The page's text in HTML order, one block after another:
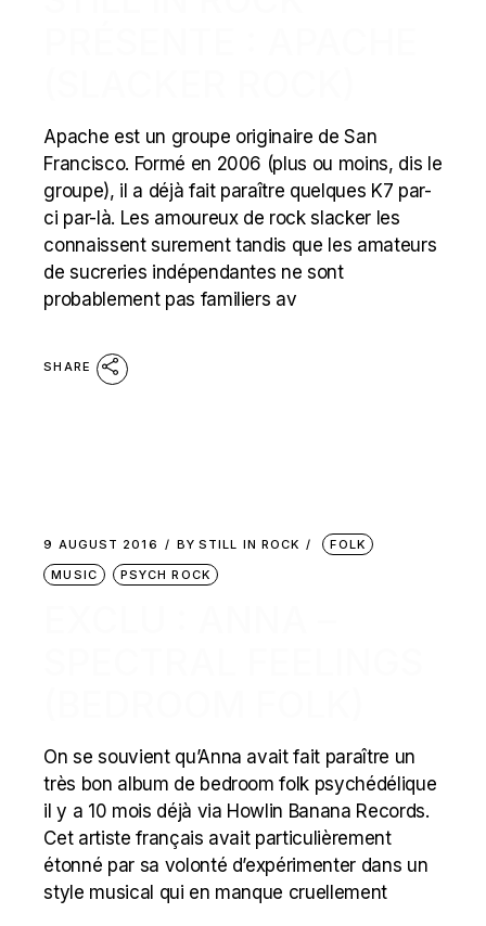
Apache est un groupe originaire de San
Francisco. Formé en 2006 (plus ou moins, dis le
groupe), il a déjà fait paraître quelques K7 par-
ci par-là. Les amoureux de rock slacker les
connaissent surement tandis que les amateurs
de sucreries indépendantes ne sont
probablement pas familiers av
SHARE
9 AUGUST 2016 BY STILL IN ROCK
FOLK
MUSIC
PSYCH ROCK
On se souvient qu’Anna avait fait paraître un
très bon album de bedroom folk psychédélique
il y a 10 mois déjà via Howlin Banana Records.
Cet artiste français avait particulièrement
étonné par sa volonté d’expérimenter dans un
style musical qui en manque cruellement